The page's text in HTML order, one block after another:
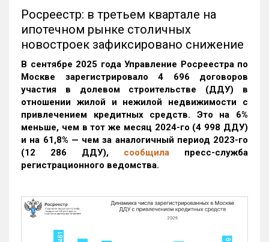
Росреестр: в третьем квартале на
ипотечном рынке столичных
новостроек зафиксировано снижение
В сентябре 2025 года Управление Росреестра по
Москве зарегистрировало 4 696 договоров
участия в долевом строительстве (ДДУ) в
отношении жилой и нежилой недвижимости с
привлечением кредитных средств. Это на 6%
меньше, чем в тот же месяц 2024-го (4 998 ДДУ)
и на 61,8% — чем за аналогичный период 2023-го
(12 286 ДДУ), сообщила пресс-служба
регистрационного ведомства.